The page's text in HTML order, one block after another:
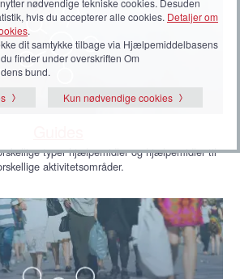
typer hjælpemidler og hjælpemidler til
aktivitetsområder.
nødvendige tekniske cookies. Desuden
hvis du accepterer alle cookies. Detaljer om
.
dit samtykke tilbage via Hjælpemiddelbasens
finder under overskriften Om
bund.
Kun nødvendige cookies